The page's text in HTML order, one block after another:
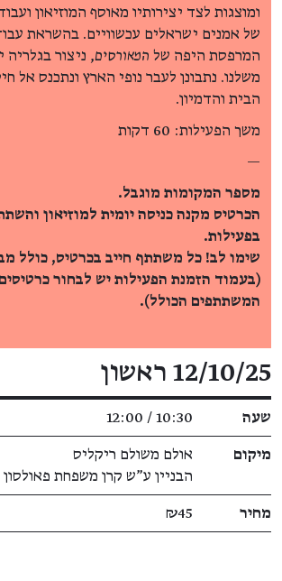
ומוצגות לצד יצירותיו מאוסף המוזיאון
של אמנים ישראלים עכשוויים. בהשראת
המרפסת היפה של המאורסים, ניצור בגלריה
משלנו. נתבונן לעבר נופי הארץ ונתכנס אל
הבית והדמיון.
משך הפעילות: 60 דקות
—
מספר המקומות מוגבל.
הכרטיס מקנה כניסה יומית למוזיאון
בפעילות.
שימו לב! כל משתתף חייב בכרטיס, כולל
(בעמוד הזמנת הפעילות יש לבחור
המשתתפים הכולל).
פרטי האירוע
12/10/25 ראשון
שעה 10:30 / 12:00
מיקום
אולם משולם ריקליס
הבניין ע"ש קרן משפחת פאולסון
מחיר ₪45